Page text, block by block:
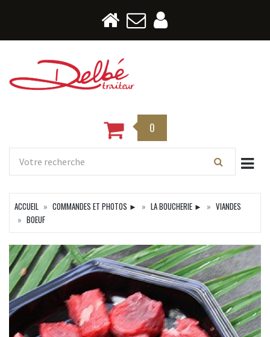
0
ACCUEIL COMMANDES ET PHOTOS ► LA BOUCHERIE ►
VIANDES
BOEUF